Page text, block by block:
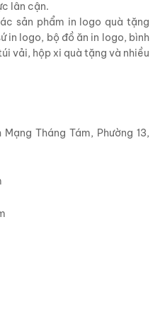
lân cận.
sản phẩm in logo quà tặng
in logo, bộ đồ ăn in logo, bình
vải, hộp xi quà tặng và nhiều
Tháng Tám, Phường 13,